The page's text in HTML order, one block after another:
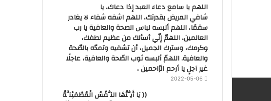
اللهم يا سامع دعاء العبد إذا دعاك، يا
شافي المريض بقدرتك، اللهم اشفه شفاء لا يغادر
سقمًا، اللهم ألبسه لباس الصحة والعافية يا رب
العالمين، اللهمّ إنّي أسألك من عظيم لطفك،
وكرمك، وسترك الجميل، أن تشفيه وتمدّه بالصّحة
والعافية. اللهمّ ألبسه ثوب الصّحة والعافية، عاجلًا
غير آجلٍ يا أرحم الرّاحمين ،
2022-05-06
(( يَا أَيَّتُهَا النَّفْسُ الْمُطْمَئِنَّةُ